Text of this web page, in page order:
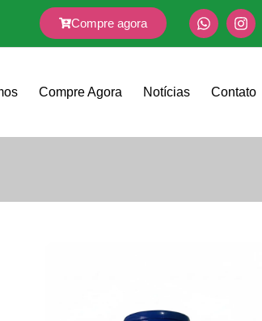
Compre agora
Compre Agora Notícias Contato